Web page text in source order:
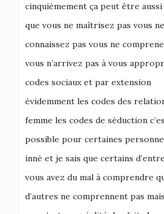
cinquièmement ça peut être
que vous ne maîtrisez pas vous ne
connaissez pas vous ne
vous n’arrivez pas à vous
codes sociaux et par extension
évidemment les codes des
femme les codes de séduction
possible pour certaines
inné et je sais que certains d’entre
vous avez du mal à comprendre
d’autres ne comprennent pas